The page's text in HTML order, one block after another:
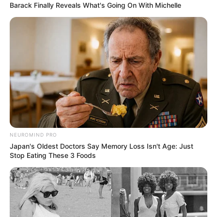
agravado, ya se están realizando todos los
procedimientos para su retiro de la Institución”.
Barack Finally Reveals What's Going On With Michelle
NEUROMIND PRO
Japan's Oldest Doctors Say Memory Loss Isn't Age: Just
Stop Eating These 3 Foods